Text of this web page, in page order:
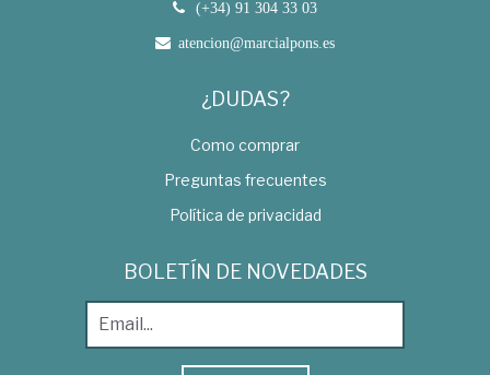
(+34) 91 304 33 03
atencion@marcialpons.es
¿DUDAS?
Como comprar
Preguntas frecuentes
Política de privacidad
BOLETÍN DE NOVEDADES